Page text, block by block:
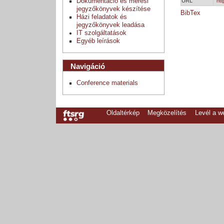
BibTex
jegyzőkönyvek készítése
Házi feladatok és
jegyzőkönyvek leadása
IT szolgáltatások
Egyéb leírások
Navigáció
Conference materials
Oldaltérkép Megközelítés Levél a